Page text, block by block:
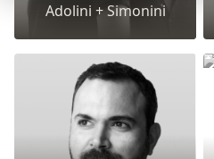
Adolini + Simonini